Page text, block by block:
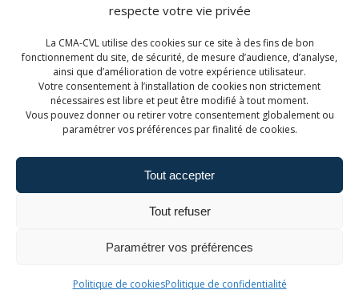
respecte votre vie privée
La CMA-CVL utilise des cookies sur ce site à des fins de bon
fonctionnement du site, de sécurité, de mesure d’audience, d’analyse,
ainsi que d’amélioration de votre expérience utilisateur.
Votre consentement à l’installation de cookies non strictement
nécessaires est libre et peut être modifié à tout moment.
Vous pouvez donner ou retirer votre consentement globalement ou
paramétrer vos préférences par finalité de cookies.
Tout accepter
Tout refuser
Paramétrer vos préférences
Politique de cookiesPolitique de confidentialité
CMA Formation - Châteauroux est géré par la Chambre de
Métiers et de l'Artisanat Centre Val de Loire.
Admin. du site Mentions légales
free using WordPress andColibri